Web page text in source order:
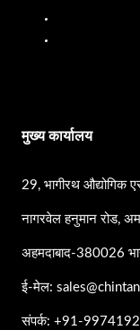
मुख्य कार्यालय
29, भागीरथ औद्योगिक
नागरवेल हनुमान रोड,
अहमदाबाद-380026
ई-मेल:
संपर्क: +91-